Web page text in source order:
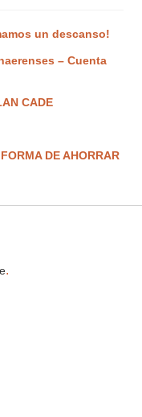
un descanso!
– Cuenta
CADE
DE AHORRAR
.